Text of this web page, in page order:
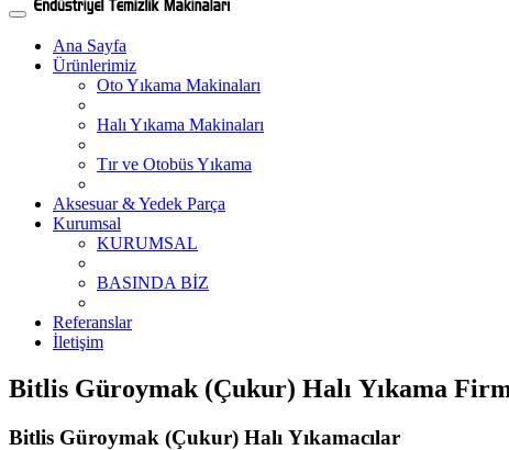
Ana Sayfa
Ürünlerimiz
Oto Yıkama Makinaları
Halı Yıkama Makinaları
Tır ve Otobüs Yıkama
Aksesuar & Yedek Parça
Kurumsal
KURUMSAL
BASINDA BİZ
Referanslar
İletişim
Bitlis Güroymak (Çukur) Halı Yıkama
Bitlis Güroymak (Çukur) Halı Yıkamacılar